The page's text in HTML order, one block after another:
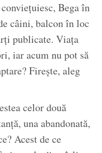
Bega în
câini, balcon în loc
publicate. Viața
iar acum nu pot să
Firește, aleg
celor două
una abandonată,
Acest de ce